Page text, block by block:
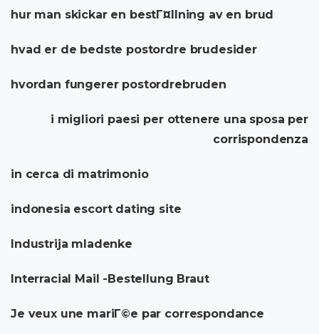
hur man skickar en bestГ¤llning av en brud
hvad er de bedste postordre brudesider
hvordan fungerer postordrebruden
i migliori paesi per ottenere una sposa per
corrispondenza
in cerca di matrimonio
indonesia escort dating site
Industrija mladenke
Interracial Mail -Bestellung Braut
Je veux une mariГ©e par correspondance